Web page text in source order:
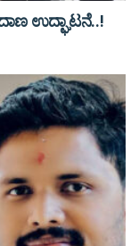
ಉದ್ಘಾಟನೆ..!